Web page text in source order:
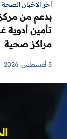
آخر الأخبار, الصحة
بدعم من
مراكز صحية
5 أغسطس، 2026